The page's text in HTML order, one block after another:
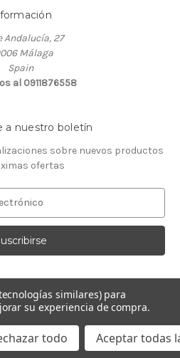
Andalucía, 27
Málaga
Spain
al 0911876558
a nuestro boletín
sobre nuevos productos
ofertas
deBigCommerce
de Genética Molecular
similares) para
su experiencia de compra.
todo Aceptar todas